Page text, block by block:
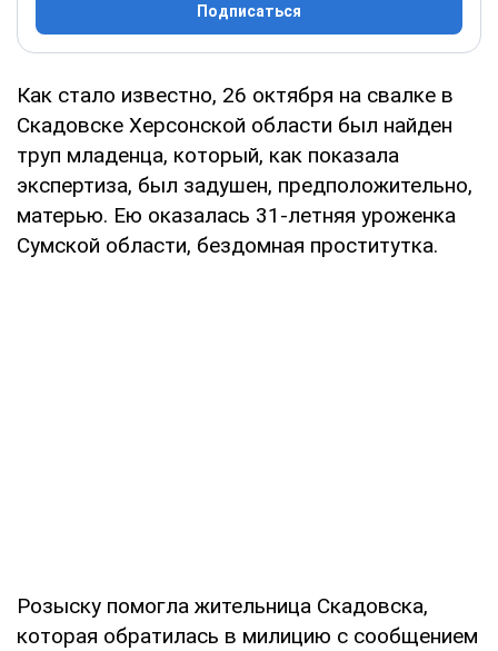
Подписаться
Как стало известно, 26 октября на свалке в
Скадовске Херсонской области был найден
труп младенца, который, как показала
экспертиза, был задушен, предположительно,
матерью. Ею оказалась 31-летняя уроженка
Сумской области, бездомная проститутка.
Розыску помогла жительница Скадовска,
которая обратилась в милицию с сообщением